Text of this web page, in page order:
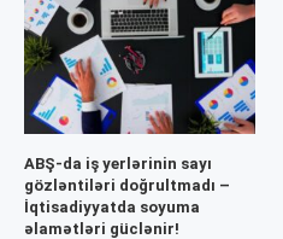
ABŞ-da iş yerlərinin sayı
gözləntiləri doğrultmadı –
İqtisadiyyatda soyuma
əlamətləri güclənir!